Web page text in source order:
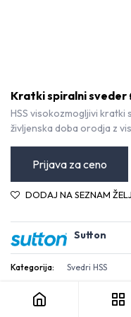
Kratki spiralni sveder
HSS visokozmogljivi kratki
življenska doba orodja z
Prijava za ceno
DODAJ NA SEZNAM
Sutton
Kategorija: Svedri HSS
Pogoji in določila
30-dnevna garancija za